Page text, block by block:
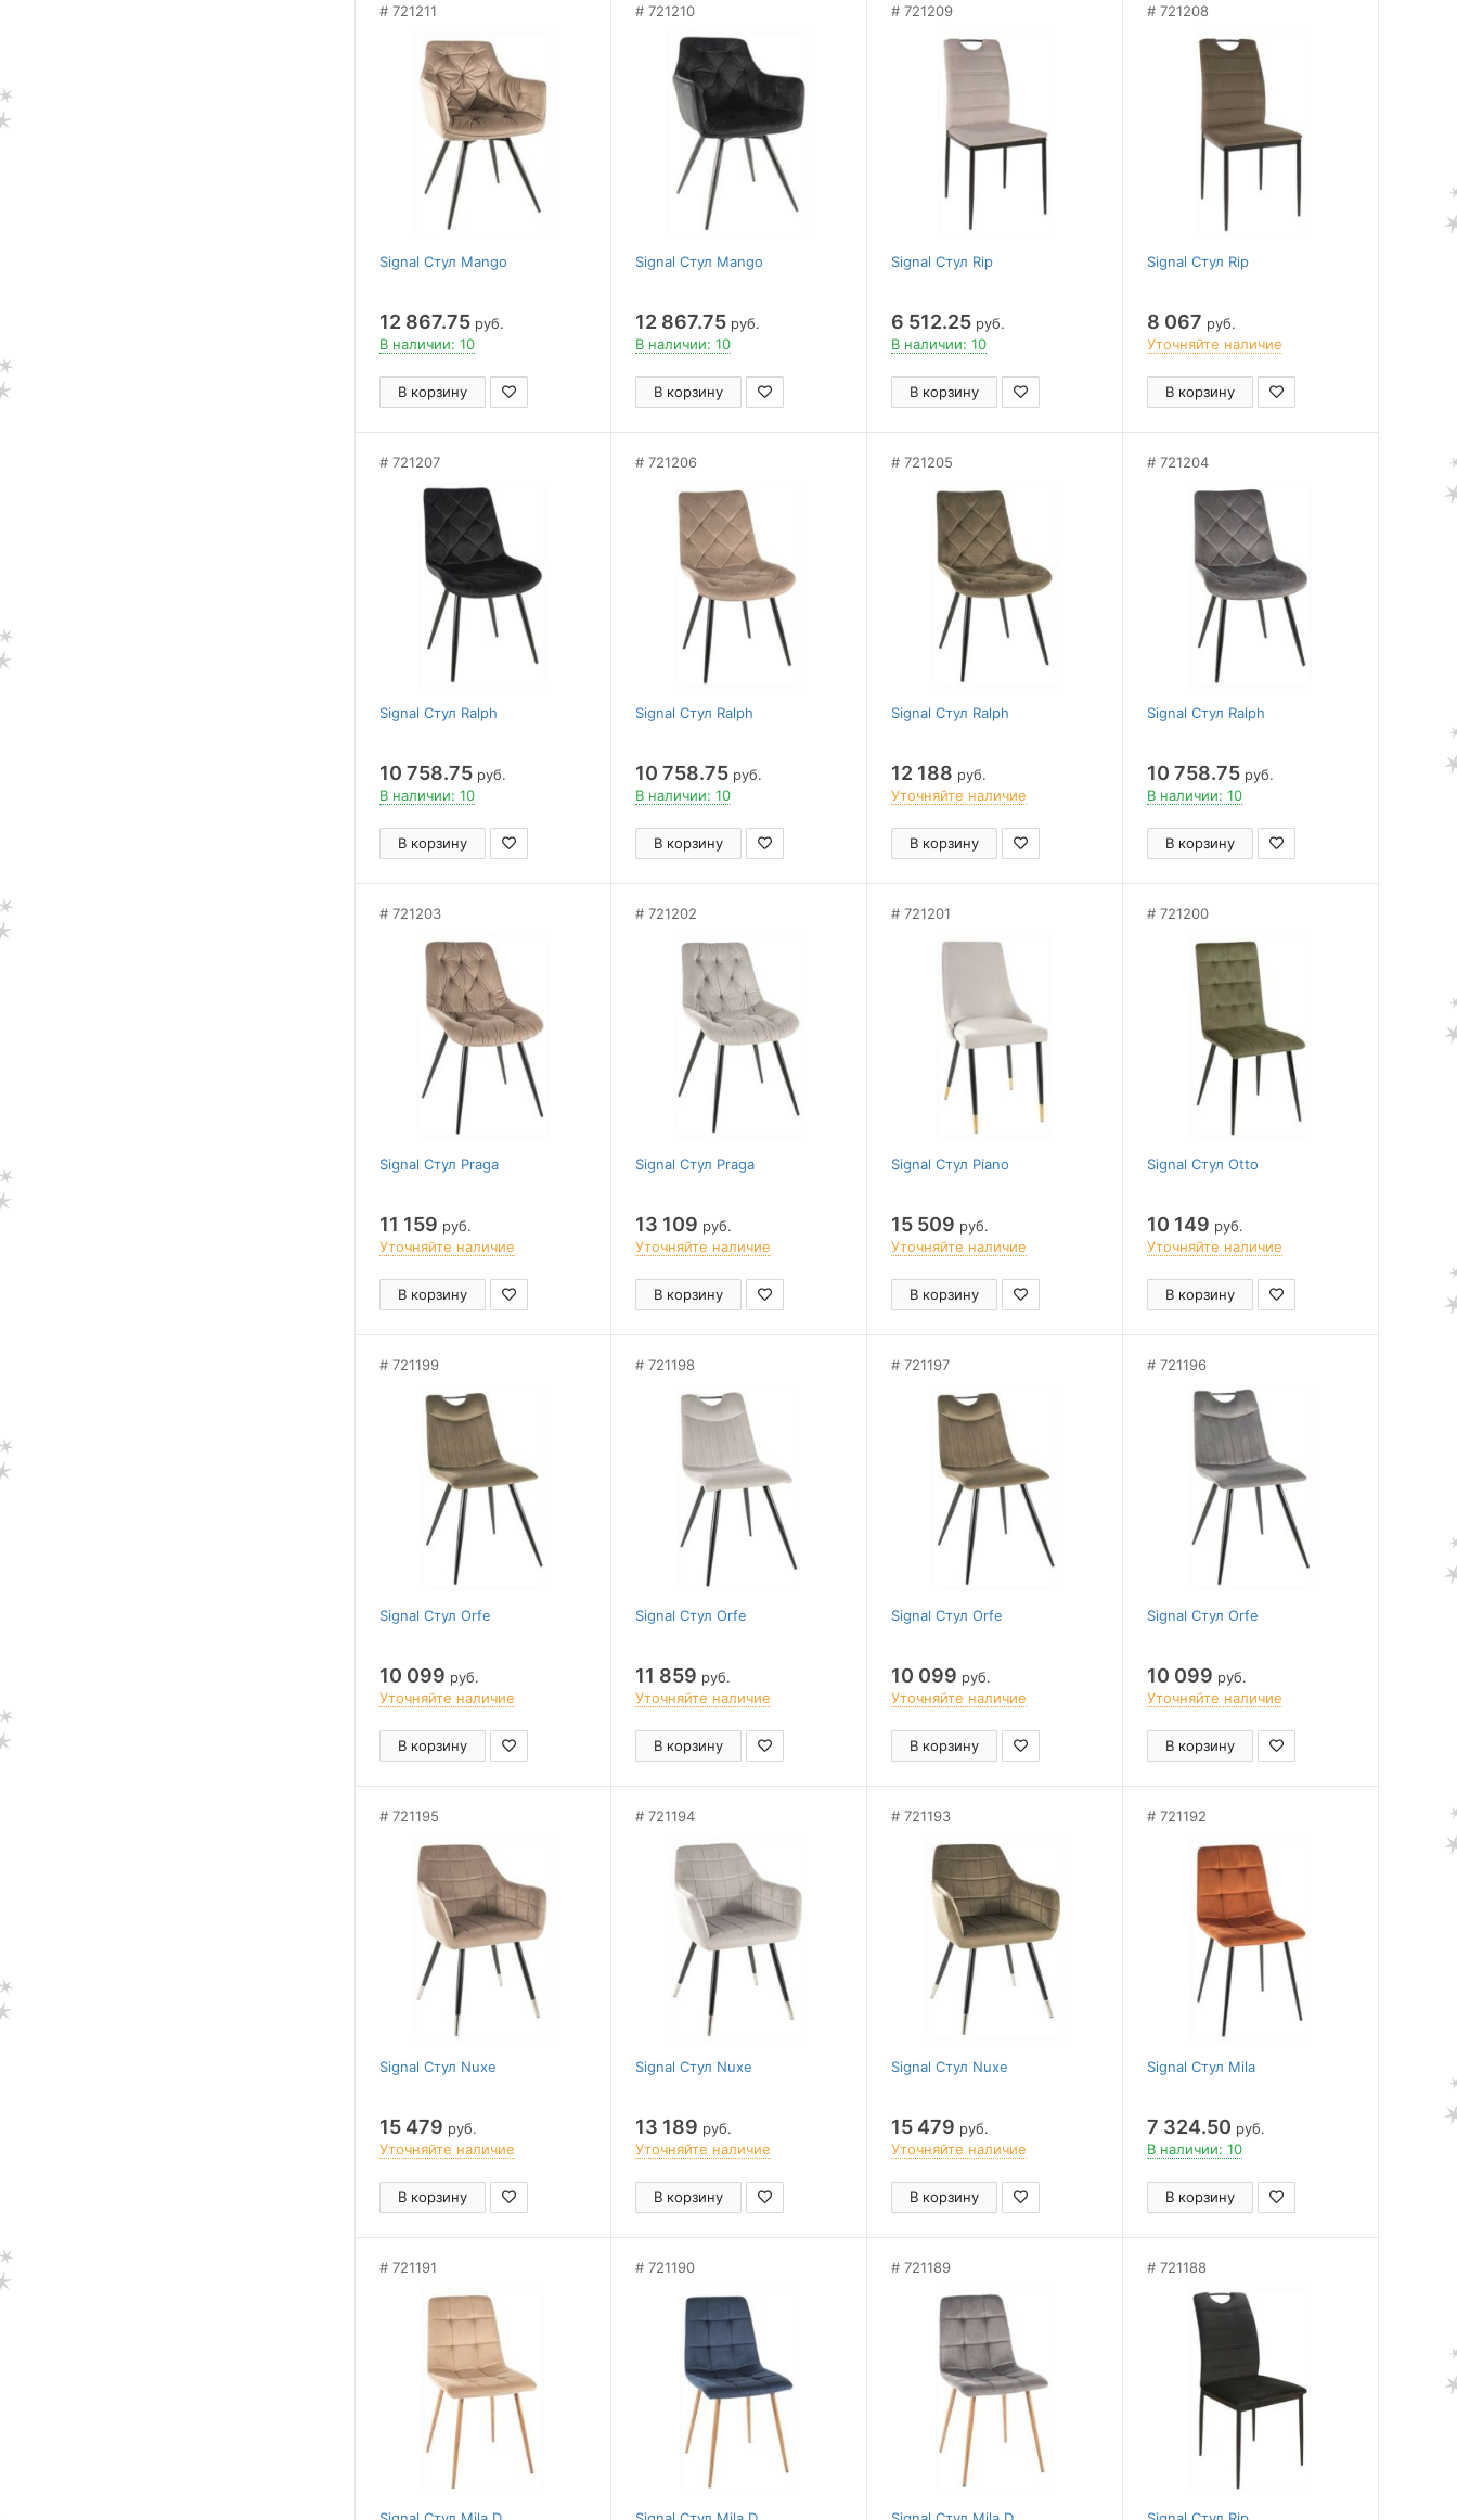
721211
Signal Стул Mango
12 867.75 руб.
В наличии: 10
В корзину
721210
Signal Стул Mango
12 867.75 руб.
В наличии: 10
В корзину
721209
Signal Стул Rip
6 512.25 руб.
В наличии: 10
В корзину
721208
Signal Стул Rip
8 067 руб.
Уточняйте наличие
В корзину
721207
Signal Стул Ralph
10 758.75 руб.
В наличии: 10
В корзину
721206
Signal Стул Ralph
10 758.75 руб.
В наличии: 10
В корзину
721205
Signal Стул Ralph
12 188 руб.
Уточняйте наличие
В корзину
721204
Signal Стул Ralph
10 758.75 руб.
В наличии: 10
В корзину
721203
Signal Стул Praga
11 159 руб.
Уточняйте наличие
В корзину
721202
Signal Стул Praga
13 109 руб.
Уточняйте наличие
В корзину
721201
Signal Стул Piano
15 509 руб.
Уточняйте наличие
В корзину
721200
Signal Стул Otto
10 149 руб.
Уточняйте наличие
В корзину
721199
Signal Стул Orfe
10 099 руб.
Уточняйте наличие
В корзину
721198
Signal Стул Orfe
11 859 руб.
Уточняйте наличие
В корзину
721197
Signal Стул Orfe
10 099 руб.
Уточняйте наличие
В корзину
721196
Signal Стул Orfe
10 099 руб.
Уточняйте наличие
В корзину
721195
Signal Стул Nuxe
15 479 руб.
Уточняйте наличие
В корзину
721194
Signal Стул Nuxe
13 189 руб.
Уточняйте наличие
В корзину
721193
Signal Стул Nuxe
15 479 руб.
Уточняйте наличие
В корзину
721192
Signal Стул Mila
7 324.50 руб.
В наличии: 10
В корзину
721191 721190 721189 721188